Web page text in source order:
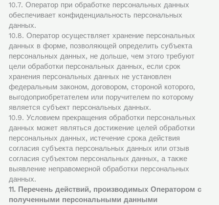
10.7. Оператор при обработке персональных данных
обеспечивает конфиденциальность персональных
данных.
10.8. Оператор осуществляет хранение персональных
данных в форме, позволяющей определить субъекта
персональных данных, не дольше, чем этого требуют
цели обработки персональных данных, если срок
хранения персональных данных не установлен
федеральным законом, договором, стороной которого,
выгодоприобретателем или поручителем по которому
является субъект персональных данных.
10.9. Условием прекращения обработки персональных
данных может являться достижение целей обработки
персональных данных, истечение срока действия
согласия субъекта персональных данных или отзыв
согласия субъектом персональных данных, а также
выявление неправомерной обработки персональных
данных.
11. Перечень действий, производимых Оператором с
полученными персональными данными